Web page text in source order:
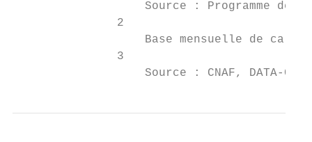
Source : Programme de
               2
Base mensuelle de
               3
Source : CNAF, DATA-